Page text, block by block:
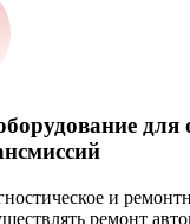
и
ремонт